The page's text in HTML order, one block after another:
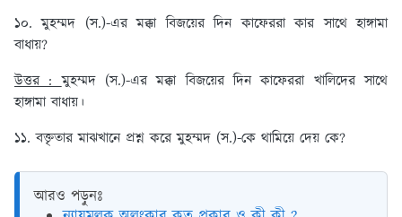
১০. মুহম্মদ (স.)-এর মক্কা বিজয়ের দিন কাফেররা কার সাথে হাঙ্গামা
বাধায়?
উত্তর :মুহম্মদ (স.)-এর মক্কা বিজয়ের দিন কাফেররা খালিদের সাথে
হাঙ্গামা বাধায়।
১১. বক্তৃতার মাঝখানে প্রশ্ন করে মুহম্মদ (স.)-কে থামিয়ে দেয় কে?
আরও পড়ুনঃ